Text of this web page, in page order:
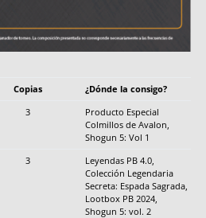
Copias
¿Dónde la consigo?
3
Producto Especial
Colmillos de Avalon,
Shogun 5: Vol 1
3
Leyendas PB 4.0,
Colección Legendaria
Secreta: Espada Sagrada,
Lootbox PB 2024,
Shogun 5: vol. 2